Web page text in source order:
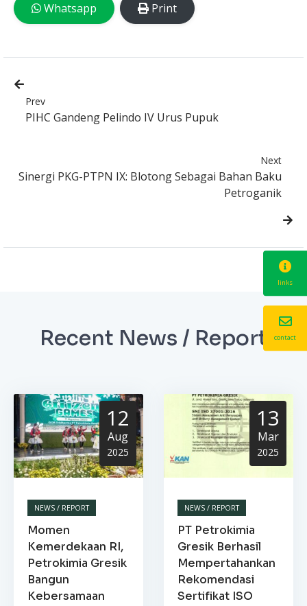
Whatsapp Print
Prev
PIHC Gandeng Pelindo IV Urus Pupuk
Next
Sinergi PKG-PTPN IX: Blotong Sebagai Bahan Baku
Petroganik
Recent News / Report
12
Aug
2025
NEWS / REPORT
Momen
Kemerdekaan RI,
Petrokimia Gresik
Bangun
Kebersamaan
13
Mar
2025
NEWS / REPORT
PT Petrokimia
Gresik Berhasil
Mempertahankan
Rekomendasi
Sertifikat ISO
links
contact